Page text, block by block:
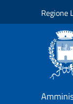
Regione